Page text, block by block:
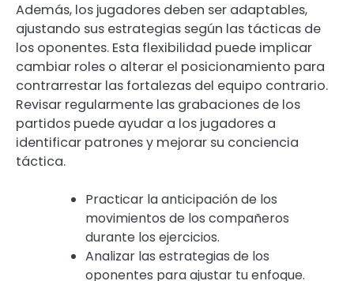
Además, los jugadores deben ser adaptables,
ajustando sus estrategias según las tácticas de
los oponentes. Esta flexibilidad puede implicar
cambiar roles o alterar el posicionamiento para
contrarrestar las fortalezas del equipo contrario.
Revisar regularmente las grabaciones de los
partidos puede ayudar a los jugadores a
identificar patrones y mejorar su conciencia
táctica.
Practicar la anticipación de los
movimientos de los compañeros
durante los ejercicios.
Analizar las estrategias de los
oponentes para ajustar tu enfoque.